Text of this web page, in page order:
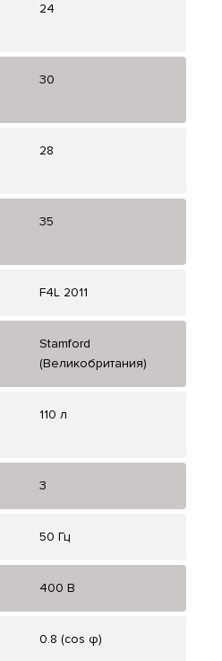
24
30
28
35
F4L 2011
Stamford
(Великобритания)
110 л
3
50 Гц
400 В
0.8 (cos φ)